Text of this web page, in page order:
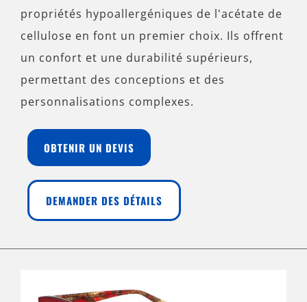
propriétés hypoallergéniques de l'acétate de
cellulose en font un premier choix. Ils offrent
un confort et une durabilité supérieurs,
permettant des conceptions et des
personnalisations complexes.
OBTENIR UN DEVIS
DEMANDER DES DÉTAILS